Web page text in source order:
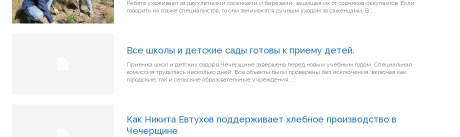
Ребята ухаживают за двухлетними сосенками и березами, защищая их от сорняков-оккупантов. Если
говорить на языке специалистов, то они занимаются ручным уходом за саженцами. В...
Все школы и детские сады готовы к приему детей.
Приемка школ и детских садов в Чечерщине завершена перед новым учебным годом. Специальная
комиссия трудилась несколько дней. Все объекты были проверены без исключения, включая как
городские, так и сельские образовательные учреждения. ...
Как Никита Евтухов поддерживает хлебное производство в
Чечерщине